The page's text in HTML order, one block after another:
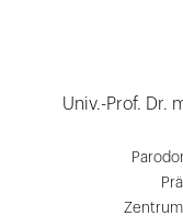
Univ.-Prof. Dr.